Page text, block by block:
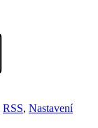
RSS, Nastavení